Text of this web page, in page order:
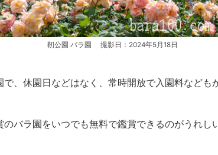
靭公園 バラ園 撮影日：2024年5月18日
、休園日などはなく、常時開放で入園料なども
バラ園をいつでも無料で鑑賞できるのがうれし